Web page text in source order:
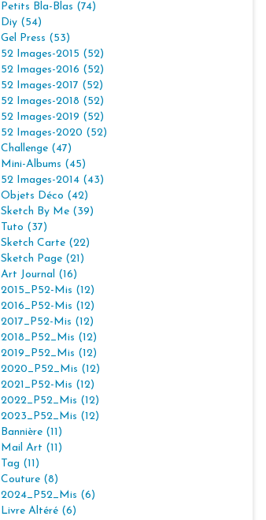
Petits Bla-Blas (74)
Diy (54)
Gel Press (53)
52 Images-2015 (52)
52 Images-2016 (52)
52 Images-2017 (52)
52 Images-2018 (52)
52 Images-2019 (52)
52 Images-2020 (52)
Challenge (47)
Mini-Albums (45)
52 Images-2014 (43)
Objets Déco (42)
Sketch By Me (39)
Tuto (37)
Sketch Carte (22)
Sketch Page (21)
Art Journal (16)
2015_P52-Mis (12)
2016_P52-Mis (12)
2017_P52-Mis (12)
2018_P52_Mis (12)
2019_P52_Mis (12)
2020_P52_Mis (12)
2021_P52-Mis (12)
2022_P52_Mis (12)
2023_P52_Mis (12)
Bannière (11)
Mail Art (11)
Tag (11)
Couture (8)
2024_P52_Mis (6)
Livre Altéré (6)